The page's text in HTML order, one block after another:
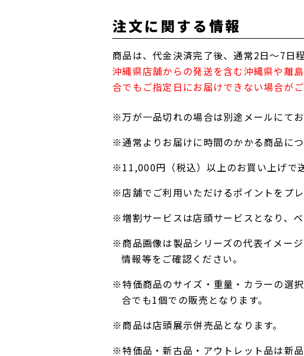
注文に関する情報
商品は、代金決済完了後、通常2日～7日
沖縄県店舗からの発送を含む沖縄県や離
合でもご指定日にお届けできない場合が
※万が一品切れの場合は別途メールにてお
※通常よりお届けに時間のかかる商品に
※11,000円（税込）以上のお買い上げで
※店舗でご利用いただけるポイントをプ
※増割サービスは店頭サービスとなり、
※商品画像は製品シリーズの代表イメー
情報等をご確認ください。
※特価商品のサイズ・重量・カラーの選
合でも1個での販売となります。
※商品は店頭展示併売品となります。
※特価品・新古品・アウトレット品は新